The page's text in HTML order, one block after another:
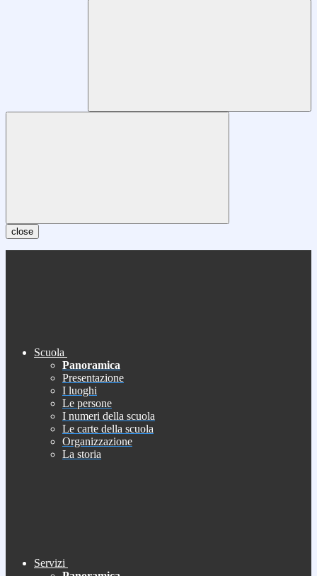
close
Scuola
Panoramica
Presentazione
I luoghi
Le persone
I numeri della scuola
Le carte della scuola
Organizzazione
La storia
Servizi